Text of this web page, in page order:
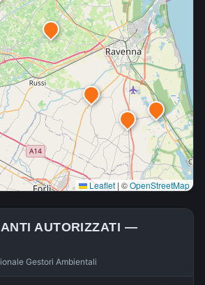
Leaflet | ©OpenStreetMap
AUTORIZZATI —
Gestori Ambientali